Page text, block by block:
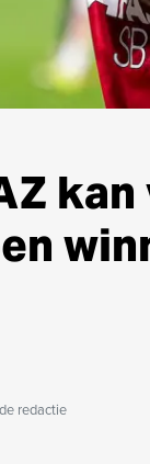
kan
redactie